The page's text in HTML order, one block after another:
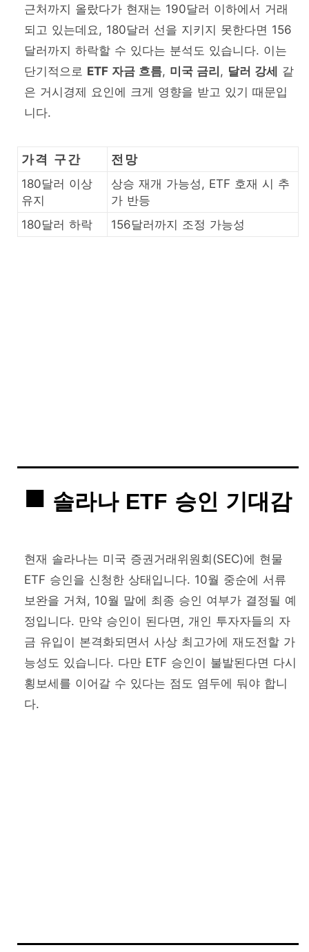
근처까지 올랐다가 현재는 190달러 이하에서 거래
되고 있는데요, 180달러 선을 지키지 못한다면 156
달러까지 하락할 수 있다는 분석도 있습니다. 이는
단기적으로 ETF 자금 흐름, 미국 금리 , 달러 강세
같
은 거시경제 요인에 크게 영향을 받고 있기 때문입
니다.
가격 구간 전망
180달러 이상
유지
상승 재개 가능성, ETF 호재 시 추
가 반등
180달러 하락
156달러까지 조정 가능성
솔라나 ETF 승인 기대감
현재 솔라나는 미국 증권거래위원회(SEC)에 현물
ETF 승인을 신청한 상태입니다. 10월 중순에 서류
보완을 거쳐, 10월 말에 최종 승인 여부가 결정될 예
정입니다. 만약 승인이 된다면, 개인 투자자들의 자
금 유입이 본격화되면서 사상 최고가에 재도전할 가
능성도 있습니다. 다만 ETF 승인이 불발된다면 다시
횡보세를 이어갈 수 있다는 점도 염두에 둬야 합니
다.